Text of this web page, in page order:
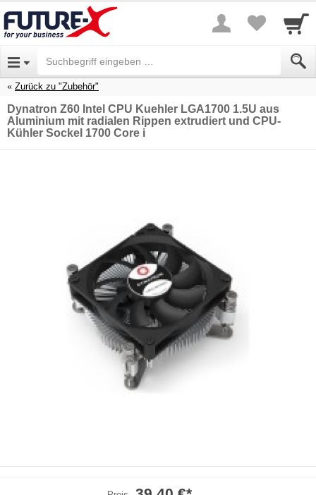
Zurück zu "Zubehör"
Dynatron Z60 Intel CPU Kuehler LGA1700 1.5U aus
Aluminium mit radialen Rippen extrudiert und CPU-
Kühler Sockel 1700 Core i